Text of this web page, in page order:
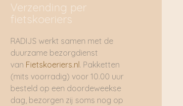
Verzending per
fietskoeriers
RADIJS werkt samen met de
duurzame bezorgdienst
van Fietskoeriers.nl . Pakketten
(mits voorradig) voor 10.00 uur
besteld op een doordeweekse
dag, bezorgen zij soms nog op